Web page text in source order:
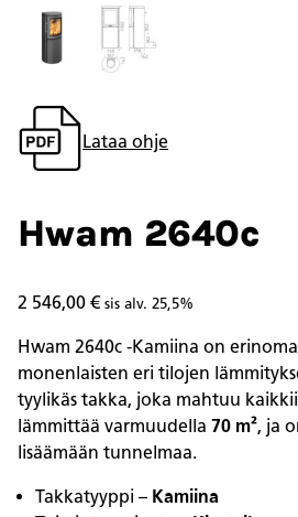
Lataa ohje
Hwam 2640c
2 546,00 € sis alv. 25,5%
Hwam 2640c -Kamiina on
monenlaisten eri tilojen
tyylikäs takka, joka mahtuu
lämmittää varmuudella 70 m², ja
lisäämään tunnelmaa.
Takkatyyppi – Kamiina